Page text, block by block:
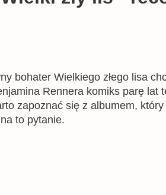
bohater Wielkiego złego lisa
Rennera komiks parę lat
zapoznać się z albumem,
to pytanie.